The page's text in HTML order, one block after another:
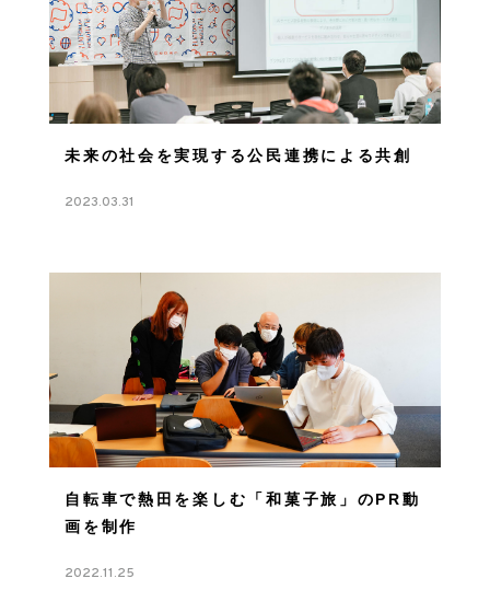
未来の社会を実現する公民連携による共創
2023.03.31
自転車で熱田を楽しむ「和菓子旅」のPR動
画を制作
2022.11.25